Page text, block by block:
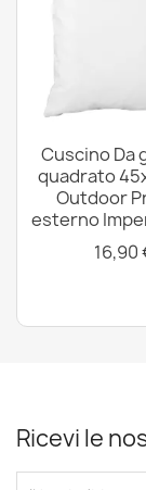
Tappeto
34,90 €
Cuscino Da
quadrato
Outdoor
esterno
16,90
Ricevi le